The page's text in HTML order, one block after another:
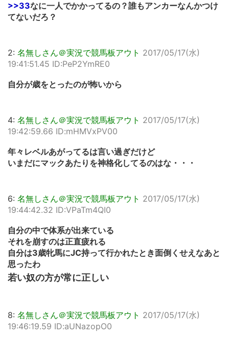
>>33なに一人でかかってるの？誰もアンカーなんかつけ
てないだろ？
2: 名無しさん＠実況で競馬板アウト 2017/05/17(水)
19:41:51.45 ID:PeP2YmRE0
自分が歳をとったのが怖いから
4: 名無しさん＠実況で競馬板アウト 2017/05/17(水)
19:42:59.66 ID:mHMVxPV00
年々レベルあがってるは言い過ぎだけど
いまだにマックあたりを神格化してるのはな・・・
6: 名無しさん＠実況で競馬板アウト 2017/05/17(水)
19:44:42.32 ID:VPaTm4QI0
自分の中で体系が出来ている
それを崩すのは正直疲れる
自分は3歳牝馬にJC持って行かれたとき面倒くせえなあと
思ったわ
若い奴の方が常に正しい
8: 名無しさん＠実況で競馬板アウト 2017/05/17(水)
19:46:19.59 ID:aUNazopO0